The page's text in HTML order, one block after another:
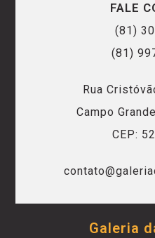
FALE
(81)
(81)
Rua
Campo
CEP:
Galeria